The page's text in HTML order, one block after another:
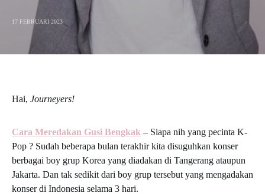
17 FEBRUARI 2023
Hai, Journeyers!
Cara Meredakan Gusi Bengkak – Siapa nih yang pecinta K-
Pop ? Sudah beberapa bulan terakhir kita disuguhkan konser
berbagai boy grup Korea yang diadakan di Tangerang ataupun
Jakarta. Dan tak sedikit dari boy grup tersebut yang mengadakan
konser di Indonesia selama 3 hari.